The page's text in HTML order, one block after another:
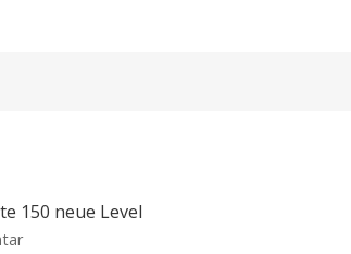
150 neue Level
zu